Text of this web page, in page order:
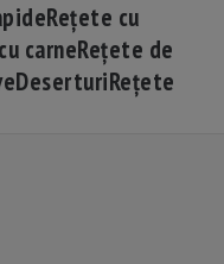
Rețete cu
carneRețete de
DeserturiRețete